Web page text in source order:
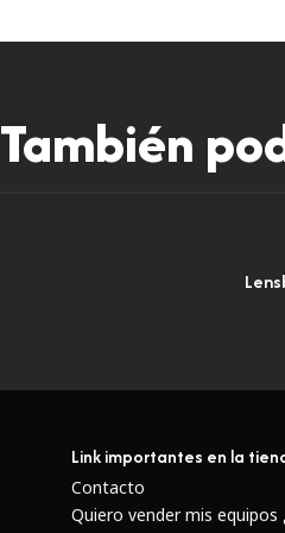
También
Link importantes en la
Contacto
Quiero vender mis equipos